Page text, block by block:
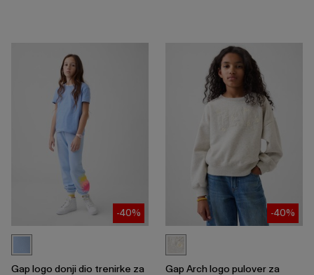
-40%
Gap logo donji dio trenirke za
-40%
Gap Arch logo pulover za